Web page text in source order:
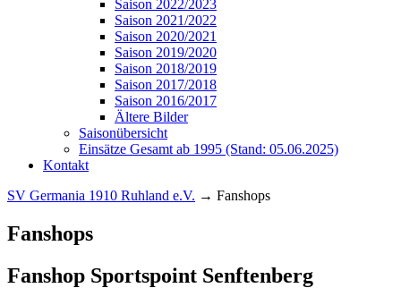
Saison 2022/2023
Saison 2021/2022
Saison 2020/2021
Saison 2019/2020
Saison 2018/2019
Saison 2017/2018
Saison 2016/2017
Ältere Bilder
Saisonübersicht
Einsätze Gesamt ab 1995 (Stand: 05.06.2025)
Kontakt
SV Germania 1910 Ruhland e.V. → Fanshops
Fanshops
Fanshop Sportspoint Senftenberg